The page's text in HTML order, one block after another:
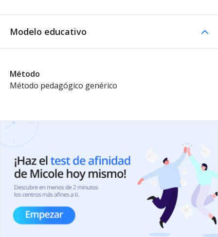
Modelo educativo
Método
Método pedagógico genérico